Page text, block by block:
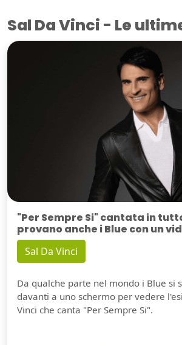
Sal Da Vinci - Le
"Per Sempre Si" cantata in
provano anche i Blue con un
Sal Da Vinci
Da qualche parte nel mondo i Blue si
davanti a uno schermo per vedere
Vinci che canta "Per Sempre Si".